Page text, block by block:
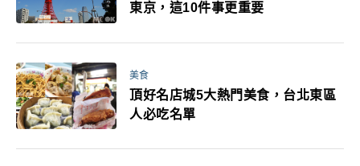
東京，這10件事更重要
美食
頂好名店城5大熱門美食，台北東區
人必吃名單